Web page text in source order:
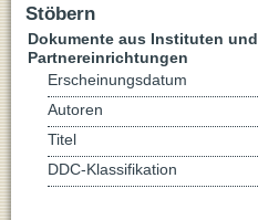
Stöbern
Dokumente aus Instituten und
Partnereinrichtungen
Erscheinungsdatum
Autoren
Titel
DDC-Klassifikation